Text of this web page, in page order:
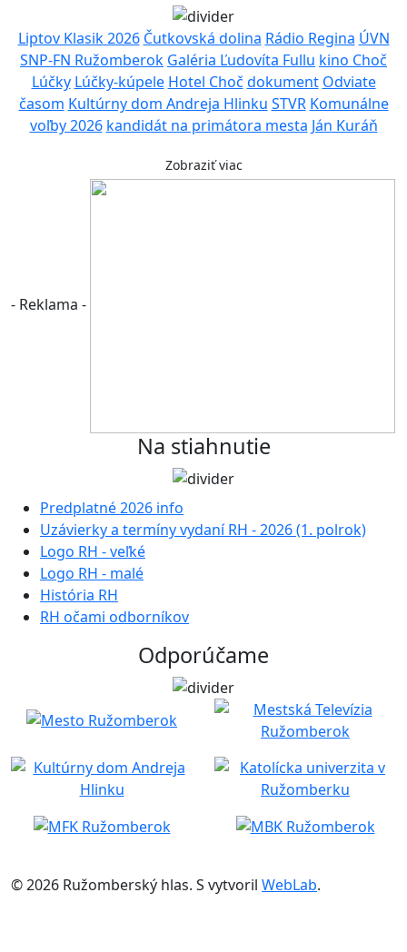
Liptov Klasik 2026 Čutkovská dolina Rádio Regina ÚVN
SNP-FN Ružomberok Galéria Ľudovíta Fullu kino Choč
Lúčky Lúčky-kúpele Hotel Choč dokument Odviate
časom Kultúrny dom Andreja Hlinku STVR Komunálne
voľby 2026 kandidát na primátora mesta Ján Kuráň
Zobraziť viac
- Reklama -
Na stiahnutie
Predplatné 2026 info
Uzávierky a termíny vydaní RH - 2026 (1. polrok)
Logo RH - veľké
Logo RH - malé
História RH
RH očami odborníkov
Odporúčame
© 2026 Ružomberský hlas. S vytvoril WebLab.